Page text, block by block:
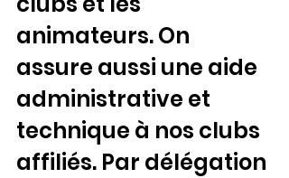
animateurs. On
assure aussi une aide
administrative et
technique à nos clubs
affiliés. Par délégation